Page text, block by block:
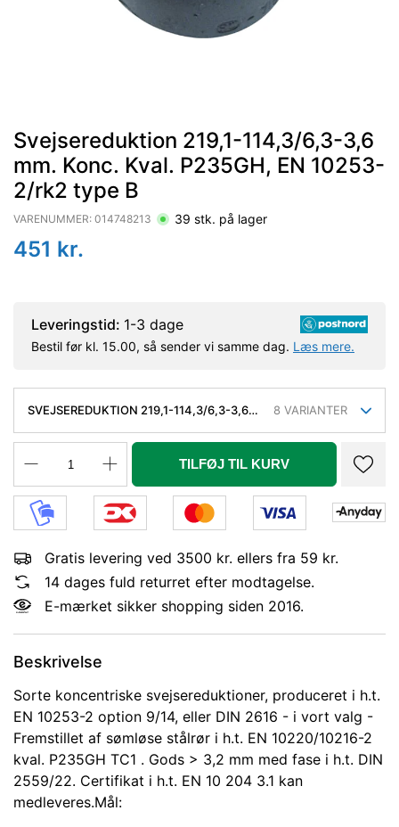
Svejsereduktion 219,1-114,3/6,3-3,6
mm. Konc. Kval. P235GH, EN 10253-
2/rk2 type B
VARENUMMER: 014748213 39 stk. på lager
451 kr.
Leveringstid: 1-3 dage
Bestil før kl. 15.00, så sender vi samme dag. Læs mere.
SVEJSEREDUKTION 219,1-114,3/6,3-3,6
2/RK2 TYPE B
8 VARIANTER
TILFØJ TIL KURV
Gratis levering ved 3500 kr. ellers fra 59 kr.
14 dages fuld returret efter modtagelse.
E-mærket sikker shopping siden 2016.
Beskrivelse
Sorte koncentriske svejsereduktioner, produceret i h.t.
EN 10253-2 option 9/14, eller DIN 2616 - i vort valg -
Fremstillet af sømløse stålrør i h.t. EN 10220/10216-2
kval. P235GH TC1 . Gods > 3,2 mm med fase i h.t. DIN
2559/22. Certifikat i h.t. EN 10 204 3.1 kan
medleveres.Mål: